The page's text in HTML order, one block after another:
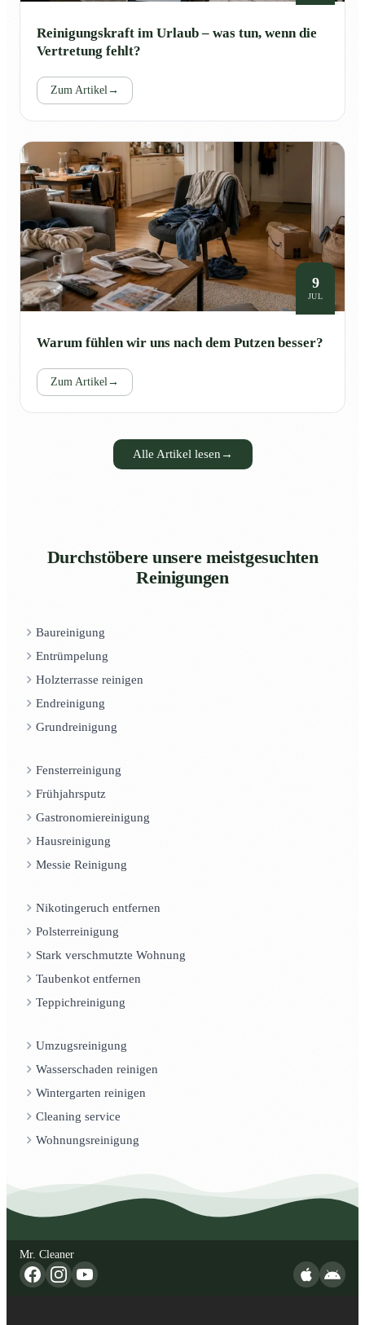
Reinigungskraft im Urlaub – was tun, wenn die
Vertretung fehlt?
Zum Artikel →
9
JUL
Warum fühlen wir uns nach dem Putzen besser?
Zum Artikel →
Alle Artikel lesen →
Durchstöbere unsere meistgesuchten
Reinigungen
Baureinigung
Entrümpelung
Holzterrasse reinigen
Endreinigung
Grundreinigung
Fensterreinigung
Frühjahrsputz
Gastronomiereinigung
Hausreinigung
Messie Reinigung
Nikotingeruch entfernen
Polsterreinigung
Stark verschmutzte Wohnung
Taubenkot entfernen
Teppichreinigung
Umzugsreinigung
Wasserschaden reinigen
Wintergarten reinigen
Cleaning service
Wohnungsreinigung
Mr. Cleaner